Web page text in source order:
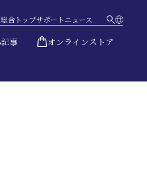
総合トップサポートニュース
日本語
記事 オンラインストア